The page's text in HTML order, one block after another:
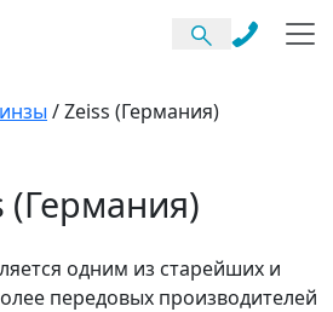
/Zeiss (Германия)
(Германия)
одним из старейших и
передовых производителей